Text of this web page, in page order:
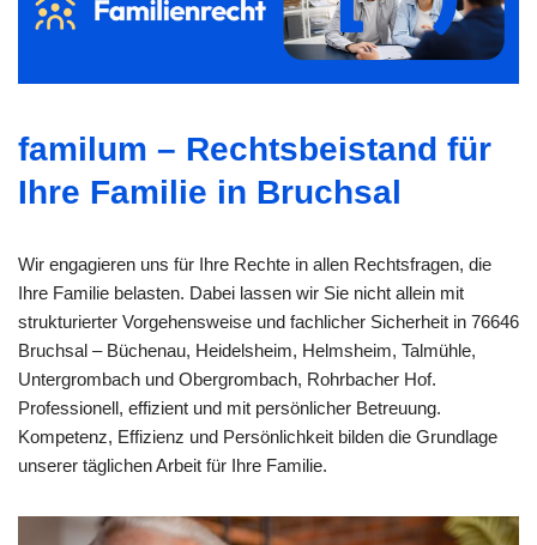
familum – Rechtsbeistand für
Ihre Familie in Bruchsal
Wir engagieren uns für Ihre Rechte in allen Rechtsfragen, die
Ihre Familie belasten. Dabei lassen wir Sie nicht allein mit
strukturierter Vorgehensweise und fachlicher Sicherheit in 76646
Bruchsal – Büchenau, Heidelsheim, Helmsheim, Talmühle,
Untergrombach und Obergrombach, Rohrbacher Hof.
Professionell, effizient und mit persönlicher Betreuung.
Kompetenz, Effizienz und Persönlichkeit bilden die Grundlage
unserer täglichen Arbeit für Ihre Familie.